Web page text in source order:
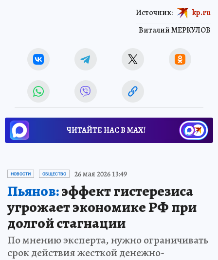
Виталий МЕРКУЛОВ
Источник: kp.ru
ЧИТАЙТЕ НАС В МАХ!
НОВОСТИ ОБЩЕСТВО 26 мая 2026 13:49
Пьянов:эффект гистерезиса
угрожает экономике РФ при
долгой стагнации
По мнению эксперта, нужно ограничивать
срок действия жесткой денежно-